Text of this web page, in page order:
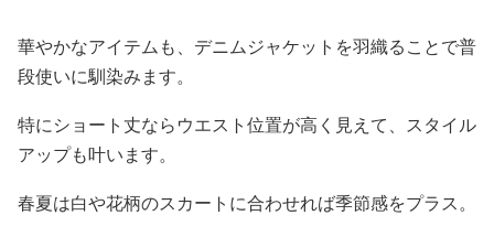
華やかなアイテムも、デニムジャケットを羽織ることで普
段使いに馴染みます。
特にショート丈ならウエスト位置が高く見えて、スタイル
アップも叶います。
春夏は白や花柄のスカートに合わせれば季節感をプラス。